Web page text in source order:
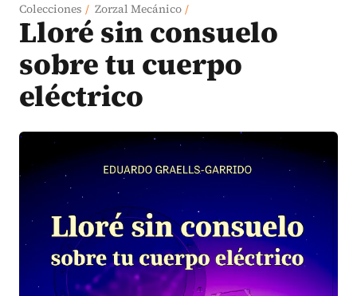
Colecciones / Zorzal Mecánico /
Lloré sin consuelo
sobre tu cuerpo
eléctrico